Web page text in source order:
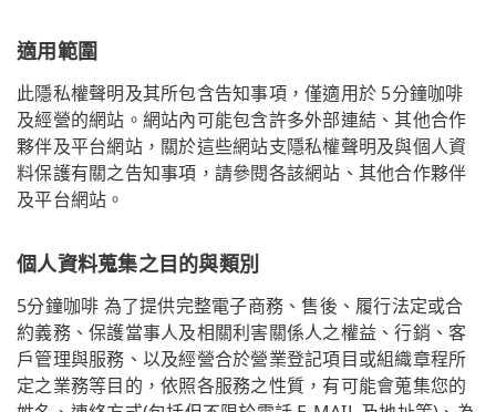
適用範圍
此隱私權聲明及其所包含告知事項，僅適用於 5分鐘咖啡
及經營的網站。網站內可能包含許多外部連結、其他合作
夥伴及平台網站，關於這些網站支隱私權聲明及與個人資
料保護有關之告知事項，請參閱各該網站、其他合作夥伴
及平台網站。
個人資料蒐集之目的與類別
5分鐘咖啡 為了提供完整電子商務、售後、履行法定或合
約義務、保護當事人及相關利害關係人之權益、行銷、客
戶管理與服務、以及經營合於營業登記項目或組織章程所
定之業務等目的，依照各服務之性質，有可能會蒐集您的